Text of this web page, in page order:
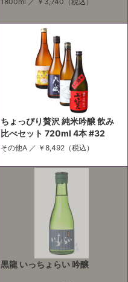
ちょっぴり贅沢 純米吟醸 飲み
比べセット 720ml 4本 #32
その他A ／ ￥8,492（税込）
黒龍 いっちょらい 吟醸